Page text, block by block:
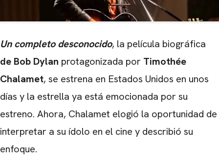
Un completo desconocido, la película biográfica
de Bob Dylan protagonizada por Timothée
Chalamet, se estrena en Estados Unidos en unos
días y la estrella ya está emocionada por su
estreno. Ahora, Chalamet elogió la oportunidad de
interpretar a su ídolo en el cine y describió su
enfoque.